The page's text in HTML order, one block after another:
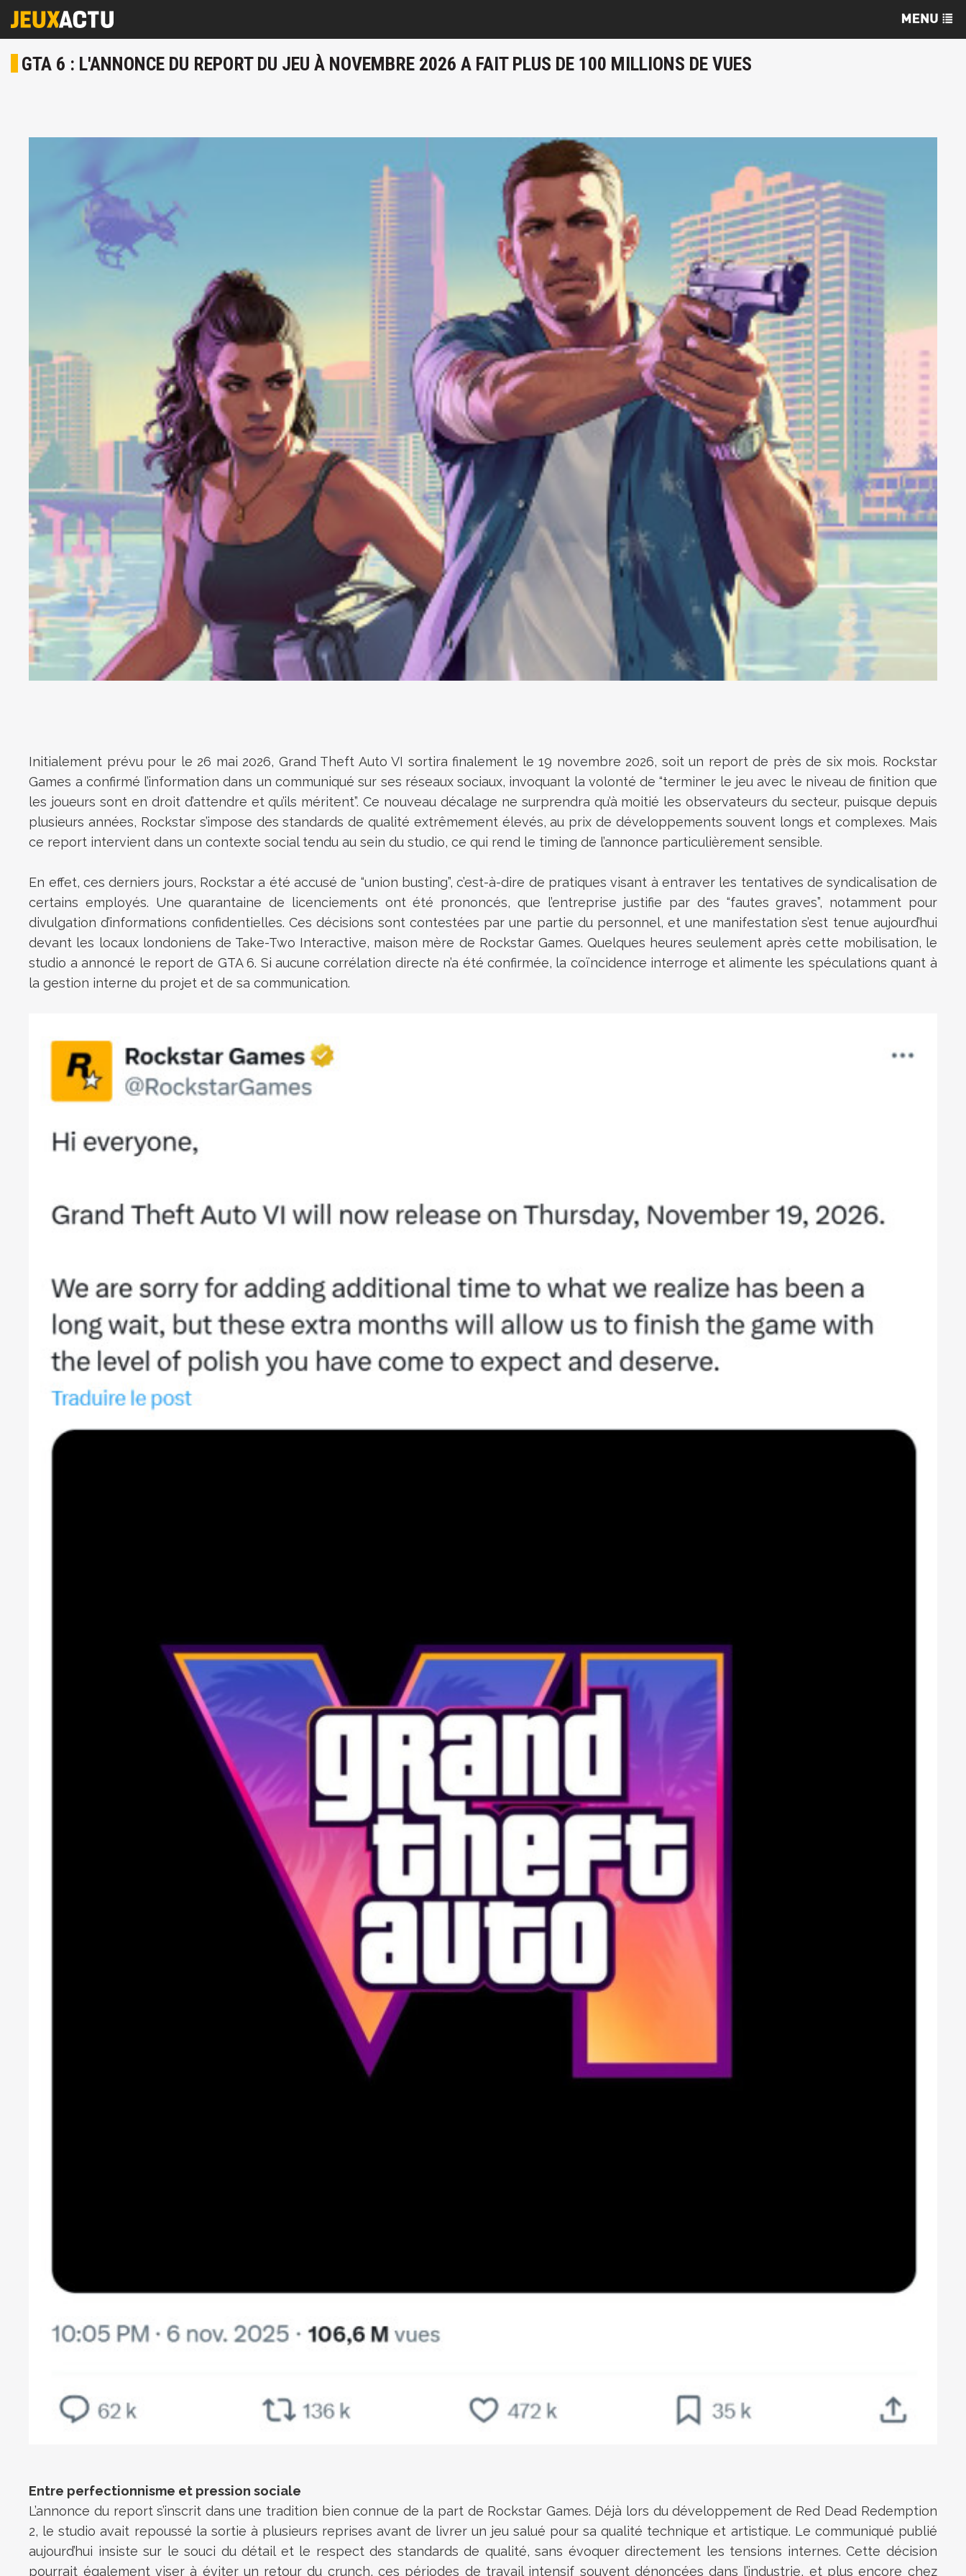
GTA 6 : L'ANNONCE DU REPORT DU JEU À NOVEMBRE 2026 A FAIT PLUS DE 100 MILLIONS DE VUES
Initialement prévu pour le 26 mai 2026, Grand Theft Auto VI sortira finalement le 19 novembre 2026, soit un report de près de six mois. Rockstar
Games a confirmé l’information dans un communiqué sur ses réseaux sociaux, invoquant la volonté de “terminer le jeu avec le niveau de finition que
les joueurs sont en droit d’attendre et qu’ils méritent”. Ce nouveau décalage ne surprendra qu’à moitié les observateurs du secteur, puisque depuis
plusieurs années, Rockstar s’impose des standards de qualité extrêmement élevés, au prix de développements souvent longs et complexes. Mais
ce report intervient dans un contexte social tendu au sein du studio, ce qui rend le timing de l’annonce particulièrement sensible.
En effet, ces derniers jours, Rockstar a été accusé de “union busting”, c’est-à-dire de pratiques visant à entraver les tentatives de syndicalisation de
certains employés. Une quarantaine de licenciements ont été prononcés, que l’entreprise justifie par des “fautes graves”, notamment pour
divulgation d’informations confidentielles. Ces décisions sont contestées par une partie du personnel, et une manifestation s’est tenue aujourd’hui
devant les locaux londoniens de Take-Two Interactive, maison mère de Rockstar Games. Quelques heures seulement après cette mobilisation, le
studio a annoncé le report de GTA 6. Si aucune corrélation directe n’a été confirmée, la coïncidence interroge et alimente les spéculations quant à
la gestion interne du projet et de sa communication.
Entre perfectionnisme et pression sociale
L’annonce du report s’inscrit dans une tradition bien connue de la part de Rockstar Games. Déjà lors du développement de Red Dead Redemption
2, le studio avait repoussé la sortie à plusieurs reprises avant de livrer un jeu salué pour sa qualité technique et artistique. Le communiqué publié
aujourd’hui insiste sur le souci du détail et le respect des standards de qualité, sans évoquer directement les tensions internes. Cette décision
pourrait également viser à éviter un retour du crunch, ces périodes de travail intensif souvent dénoncées dans l’industrie, et plus encore chez